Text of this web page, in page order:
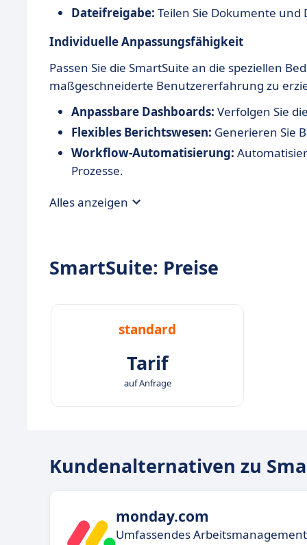
Dateifreigabe: Teilen Sie Dokumente
Individuelle Anpassungsfähigkeit
Passen Sie die SmartSuite an die speziellen
maßgeschneiderte Benutzererfahrung zu
Anpassbare Dashboards: Verfolgen Sie
Flexibles Berichtswesen: Generieren Sie
Workflow-Automatisierung:
Prozesse.
Alles anzeigen
SmartSuite: Preise
standard
Tarif
auf Anfrage
Kundenalternativen zu
monday.com
Umfassendes